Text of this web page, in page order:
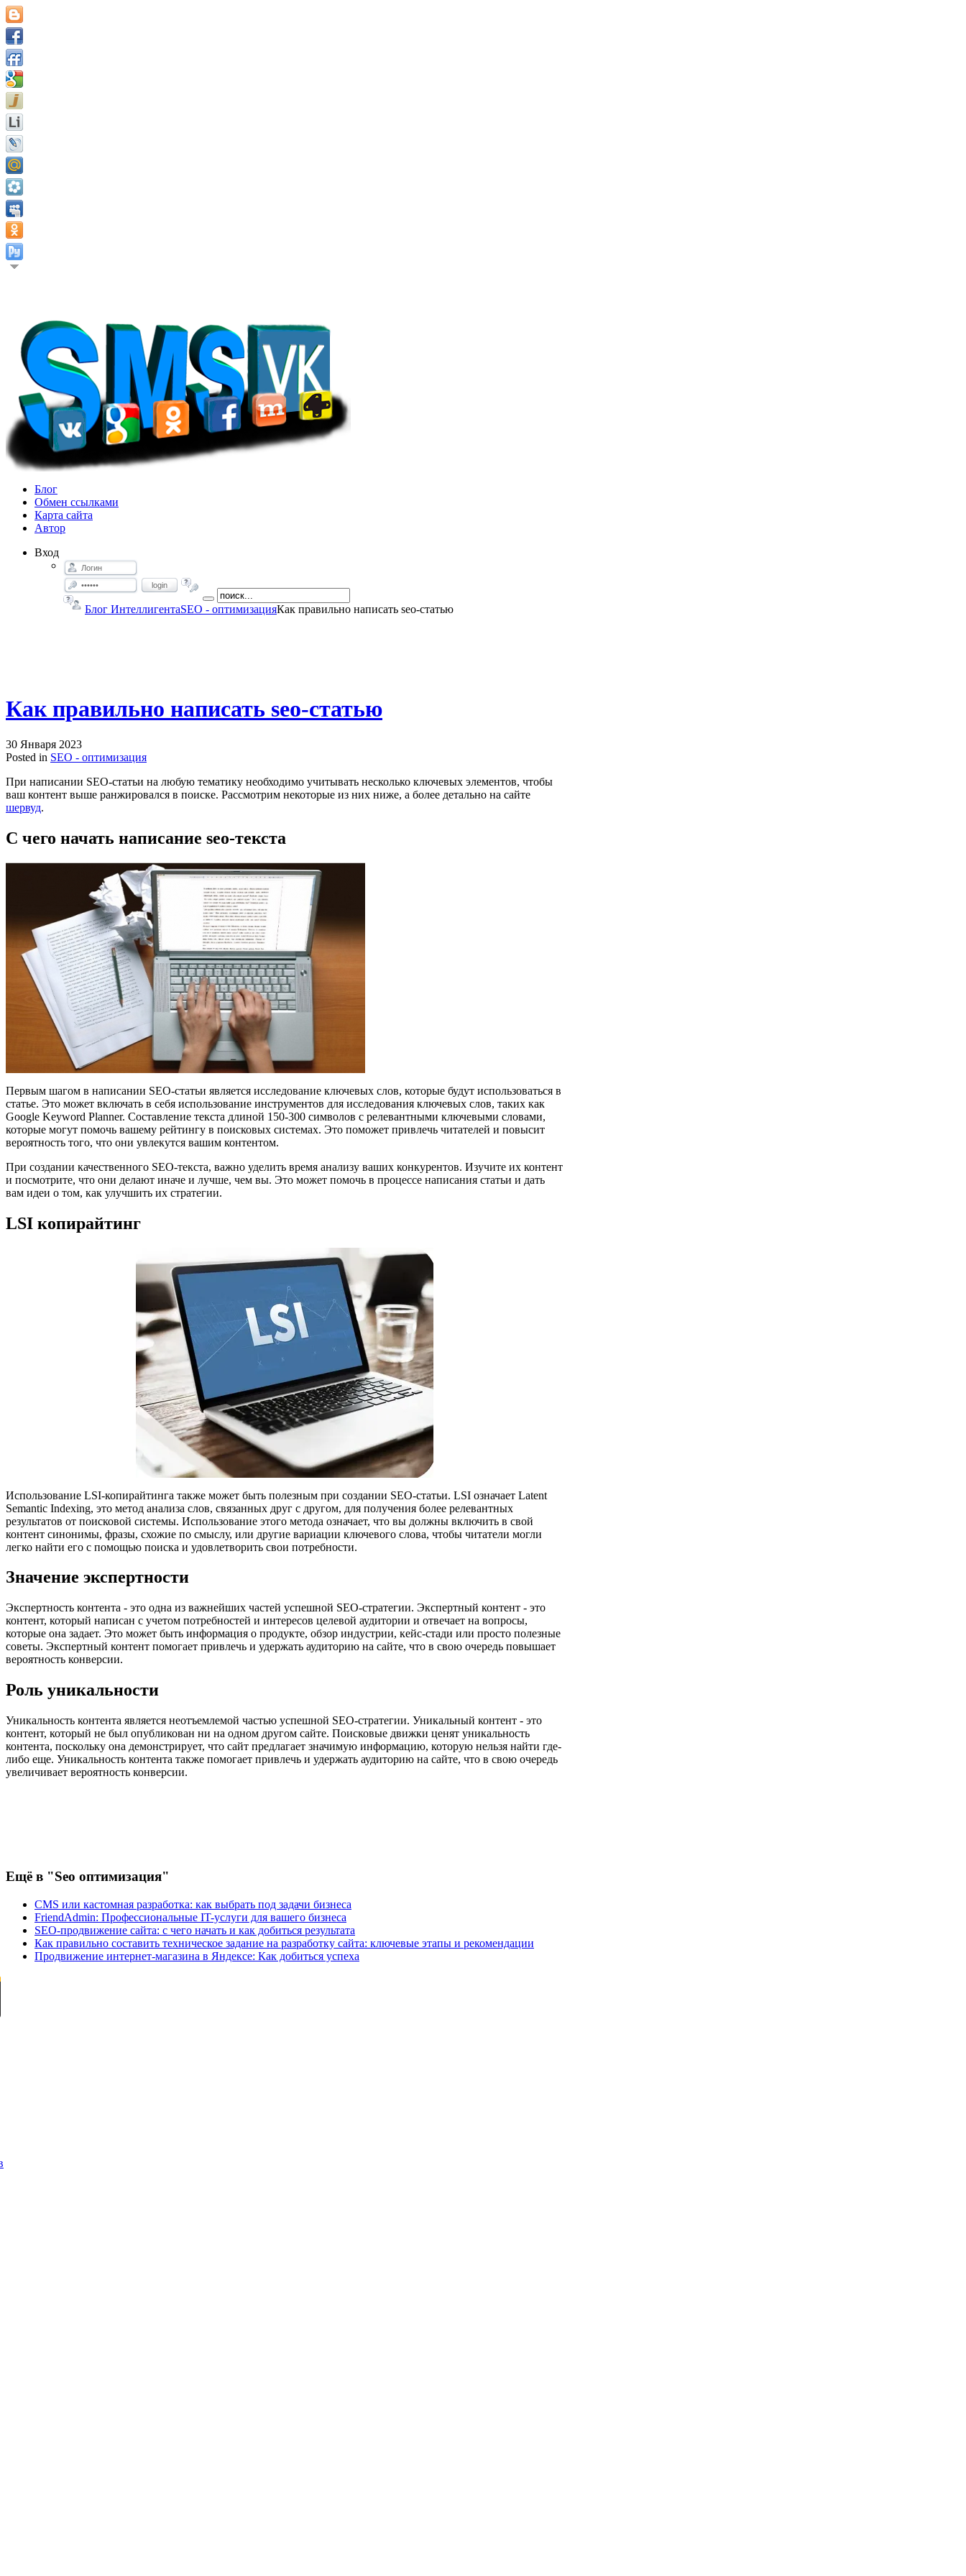
Блог
Обмен ссылками
Карта сайта
Автор
Вход
login
Блог ИнтеллигентаSEO - оптимизацияКак правильно написать seo-статью
Как правильно написать seo-статью
30 Января 2023
Posted in SEO - оптимизация
При написании SEO-статьи на любую тематику необходимо учитывать несколько ключевых элементов, чтобы
ваш контент выше ранжировался в поиске. Рассмотрим некоторые из них ниже, а более детально на сайте
шервуд.
С чего начать написание seo-текста
Первым шагом в написании SEO-статьи является исследование ключевых слов, которые будут использоваться в
статье. Это может включать в себя использование инструментов для исследования ключевых слов, таких как
Google Keyword Planner. Составление текста длиной 150-300 символов с релевантными ключевыми словами,
которые могут помочь вашему рейтингу в поисковых системах. Это поможет привлечь читателей и повысит
вероятность того, что они увлекутся вашим контентом.
При создании качественного SEO-текста, важно уделить время анализу ваших конкурентов. Изучите их контент
и посмотрите, что они делают иначе и лучше, чем вы. Это может помочь в процессе написания статьи и дать
вам идеи о том, как улучшить их стратегии.
LSI копирайтинг
Использование LSI-копирайтинга также может быть полезным при создании SEO-статьи. LSI означает Latent
Semantic Indexing, это метод анализа слов, связанных друг с другом, для получения более релевантных
результатов от поисковой системы. Использование этого метода означает, что вы должны включить в свой
контент синонимы, фразы, схожие по смыслу, или другие вариации ключевого слова, чтобы читатели могли
легко найти его с помощью поиска и удовлетворить свои потребности.
Значение экспертности
Экспертность контента - это одна из важнейших частей успешной SEO-стратегии. Экспертный контент - это
контент, который написан с учетом потребностей и интересов целевой аудитории и отвечает на вопросы,
которые она задает. Это может быть информация о продукте, обзор индустрии, кейс-стади или просто полезные
советы. Экспертный контент помогает привлечь и удержать аудиторию на сайте, что в свою очередь повышает
вероятность конверсии.
Роль уникальности
Уникальность контента является неотъемлемой частью успешной SEO-стратегии. Уникальный контент - это
контент, который не был опубликован ни на одном другом сайте. Поисковые движки ценят уникальность
контента, поскольку она демонстрирует, что сайт предлагает значимую информацию, которую нельзя найти где-
либо еще. Уникальность контента также помогает привлечь и удержать аудиторию на сайте, что в свою очередь
увеличивает вероятность конверсии.
Ещё в "Seo оптимизация"
CMS или кастомная разработка: как выбрать под задачи бизнеса
FriendAdmin: Профессиональные IT-услуги для вашего бизнеса
SEO-продвижение сайта: с чего начать и как добиться результата
Как правильно составить техническое задание на разработку сайта: ключевые этапы и рекомендации
Продвижение интернет-магазина в Яндексе: Как добиться успеха